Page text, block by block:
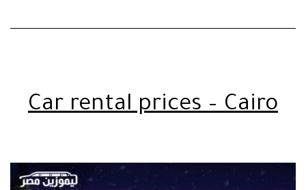
Car rental prices – Cairo